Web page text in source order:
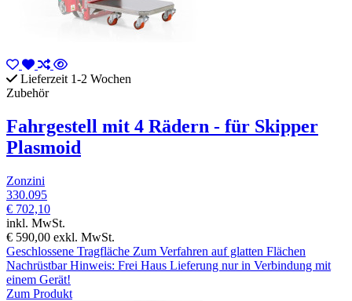
Lieferzeit 1-2 Wochen
Zubehör
Fahrgestell mit 4 Rädern - für Skipper
Plasmoid
Zonzini
330.095
€ 702,10
inkl. MwSt.
€ 590,00 exkl. MwSt.
Geschlossene Tragfläche Zum Verfahren auf glatten Flächen
Nachrüstbar Hinweis: Frei Haus Lieferung nur in Verbindung mit
einem Gerät!
Zum Produkt